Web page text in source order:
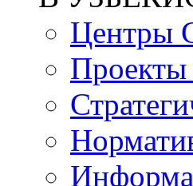
Центры
Проекты